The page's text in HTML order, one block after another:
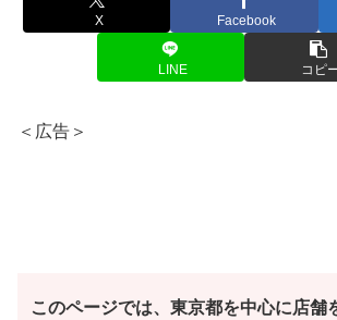
X Facebook
LINE コピ
＜広告＞
このページでは、東京都を中心に店舗